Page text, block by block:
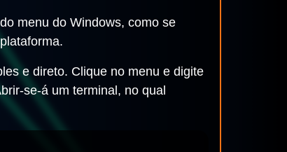
menu do Windows, como se
e direto. Clique no menu e digite
se-á um terminal, no qual